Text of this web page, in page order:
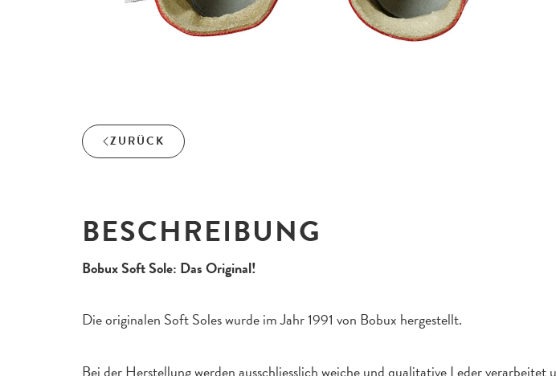
ZURÜCK
BESCHREIBUNG
Bobux Soft Sole: Das Original!
Die originalen Soft Soles wurde im Jahr 1991 von Bobux hergestellt.